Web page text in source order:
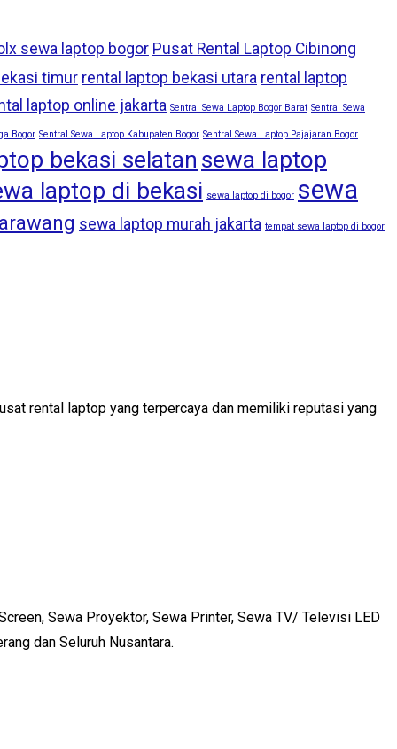
sewa laptop bogor Pusat Rental Laptop Cibinong
timur rental laptop bekasi utara rental laptop
laptop online jakarta Sentral Sewa Laptop Bogor Barat Sentral Sewa
Bogor Sentral Sewa Laptop Kabupaten Bogor Sentral Sewa Laptop Pajajaran Bogor
bekasi selatan sewa laptop
laptop di bekasi sewa laptop di bogor sewa
sewa laptop murah jakarta tempat sewa laptop di bogor
rental laptop yang terpercaya dan memiliki reputasi yang
Sewa Proyektor, Sewa Printer, Sewa TV/ Televisi LED
dan Seluruh Nusantara.